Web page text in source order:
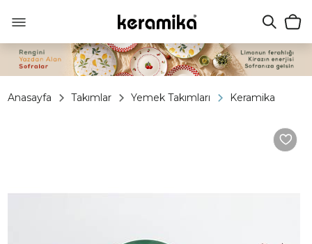
Anasayfa Takımlar Yemek Takımları Keramika